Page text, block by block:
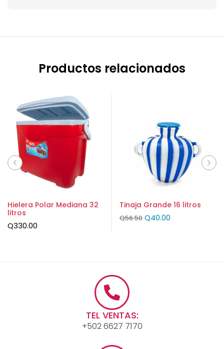
Productos relacionados
Hielera Polar Mediana 32
litros
Q330.00
Tinaja Grande 16 litros
Q56.50 Q40.00
TEL VENTAS:
+502 6627 7170